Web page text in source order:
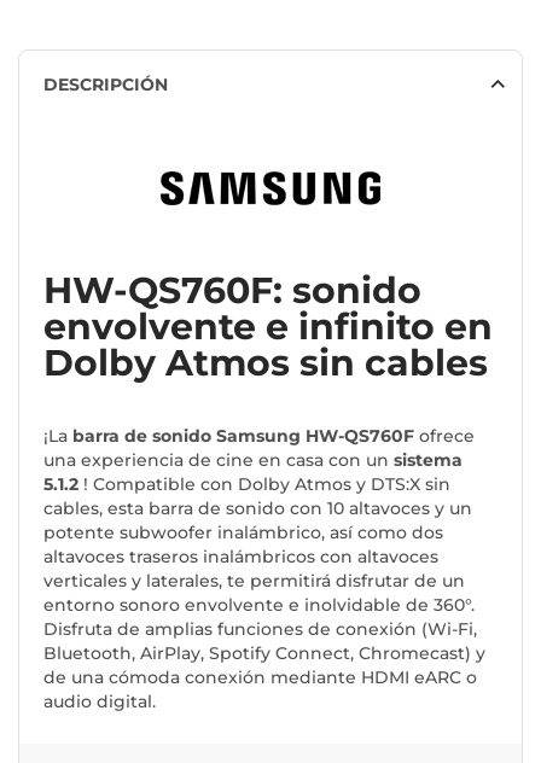
DESCRIPCIÓN
HW-QS760F: sonido
envolvente e infinito en
Dolby Atmos sin cables
¡La barra de sonido Samsung HW-QS760F ofrece
una experiencia de cine en casa con un sistema
5.1.2 ! Compatible con Dolby Atmos y DTS:X sin
cables, esta barra de sonido con 10 altavoces y un
potente subwoofer inalámbrico, así como dos
altavoces traseros inalámbricos con altavoces
verticales y laterales, te permitirá disfrutar de un
entorno sonoro envolvente e inolvidable de 360°.
Disfruta de amplias funciones de conexión (Wi-Fi,
Bluetooth, AirPlay, Spotify Connect, Chromecast) y
de una cómoda conexión mediante HDMI eARC o
audio digital.